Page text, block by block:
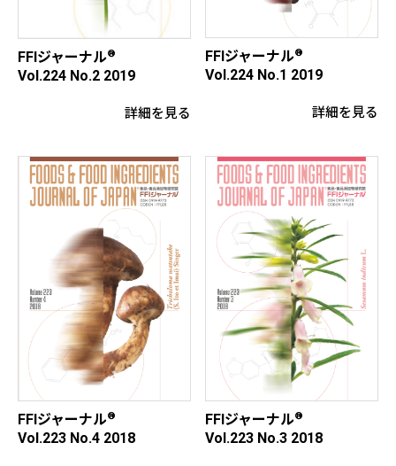
FFIジャーナル®
Vol.224 No.2 2019
詳細を見る
FFIジャーナル®
Vol.224 No.1 2019
詳細を見る
FFIジャーナル®
Vol.223 No.4 2018
FFIジャーナル®
Vol.223 No.3 2018